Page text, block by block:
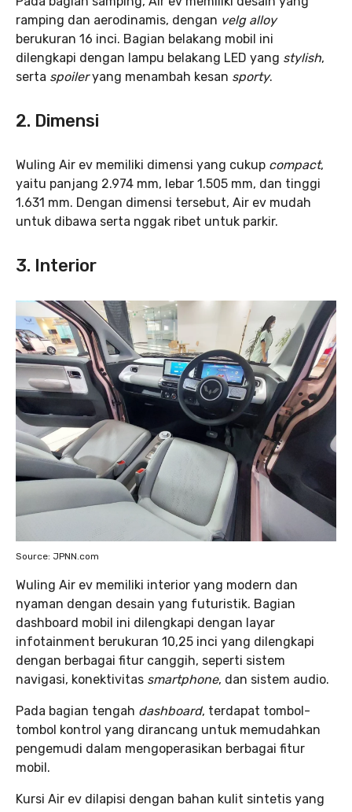
ramping dan aerodinamis, dengan velg alloy
berukuran 16 inci. Bagian belakang mobil ini
dilengkapi dengan lampu belakang LED yang stylish,
serta spoileryang menambah kesan sporty.
2. Dimensi
Wuling Air ev memiliki dimensi yang cukup compact,
yaitu panjang 2.974 mm, lebar 1.505 mm, dan tinggi
1.631 mm. Dengan dimensi tersebut, Air ev mudah
untuk dibawa serta nggak ribet untuk parkir.
3. Interior
Source: JPNN.com
Wuling Air ev memiliki interior yang modern dan
nyaman dengan desain yang futuristik. Bagian
dashboard mobil ini dilengkapi dengan layar
infotainment berukuran 10,25 inci yang dilengkapi
dengan berbagai fitur canggih, seperti sistem
navigasi, konektivitas smartphone, dan sistem audio.
Pada bagian tengah dashboard, terdapat tombol-
tombol kontrol yang dirancang untuk memudahkan
pengemudi dalam mengoperasikan berbagai fitur
mobil.
Kursi Air ev dilapisi dengan bahan kulit sintetis yang